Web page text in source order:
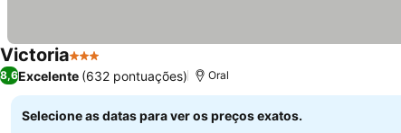
Victoria3 Estrelas
8,6Excelente (632 pontuações) Oral
Selecione as datas para ver os preços exatos.